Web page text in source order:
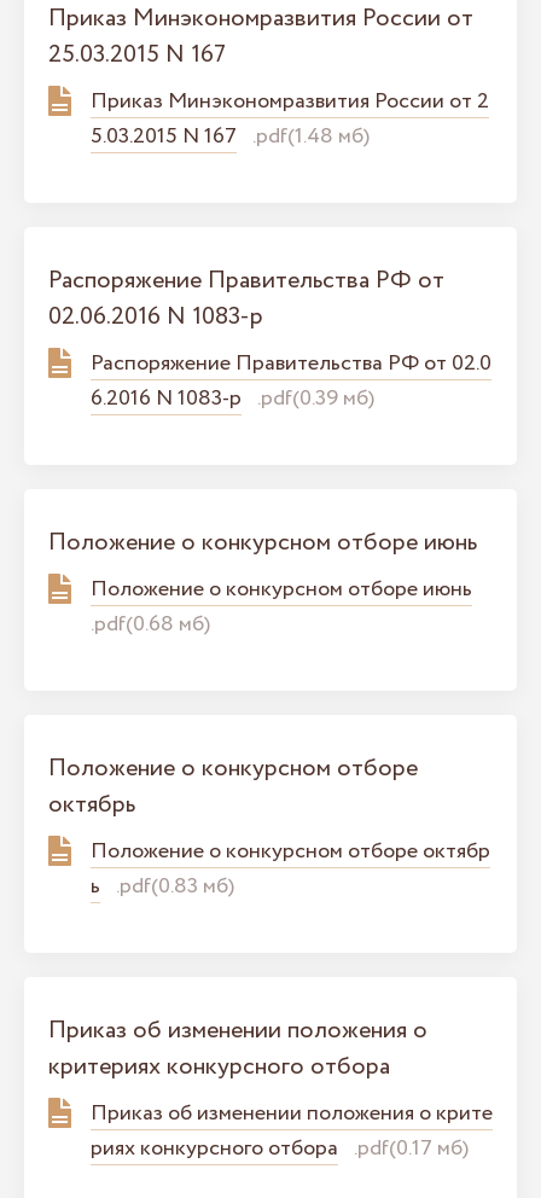
Приказ Минэкономразвития России от
25.03.2015 N 167
Приказ Минэкономразвития России от 2
5.03.2015 N 167 .pdf(1.48 мб)
Распоряжение Правительства РФ от
02.06.2016 N 1083-р
Распоряжение Правительства РФ от 02.0
6.2016 N 1083-р .pdf(0.39 мб)
Положение о конкурсном отборе июнь
Положение о конкурсном отборе июнь
.pdf(0.68 мб)
Положение о конкурсном отборе
октябрь
Положение о конкурсном отборе октябр
ь .pdf(0.83 мб)
Приказ об изменении положения о
критериях конкурсного отбора
Приказ об изменении положения о крите
риях конкурсного отбора .pdf(0.17 мб)